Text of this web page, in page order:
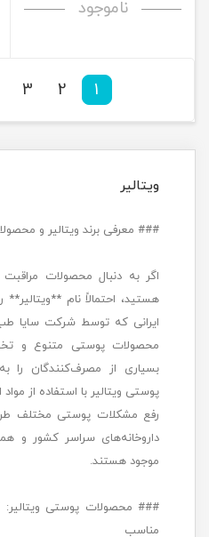
ناموجود
1
2
3
ویتالیر
### معرفی برند ویتالیر و
اگر به دنبال محصولات
هستید، احتمالاً نام
ایرانی که توسط شرکت سایا طب
محصولات پوستی متنوع و
بسیاری از مصرف‌کنندگان
پوستی ویتالیر با استفاده از
رفع مشکلات پوستی مختلف
داروخانه‌های سراسر کشور و
موجود هستند.
### محصولات پوستی ویتالیر:
مناسب